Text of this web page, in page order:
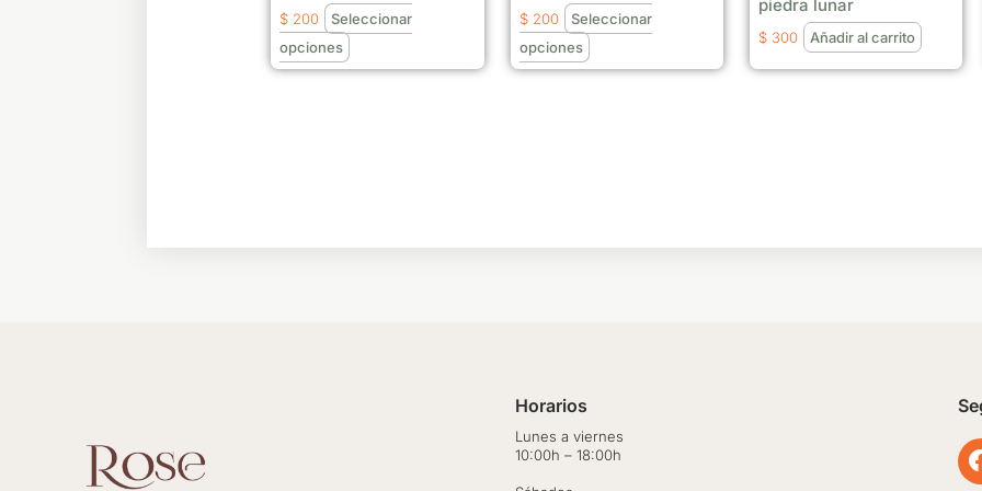
$ 200
Seleccionar
opciones
en
la
$200
Seleccionar
opciones
en
la
piedra lunar
$300 Añadir al carrito
Horarios
Lunes a viernes
10:00h – 18:00h